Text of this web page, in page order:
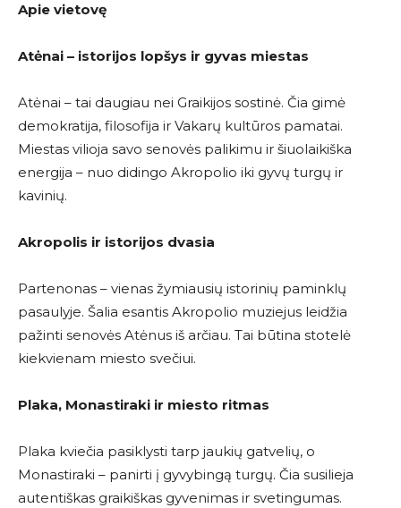
Apie vietovę
Atėnai – istorijos lopšys ir gyvas miestas
Atėnai – tai daugiau nei Graikijos sostinė. Čia gimė
demokratija, filosofija ir Vakarų kultūros pamatai.
Miestas vilioja savo senovės palikimu ir šiuolaikiška
energija – nuo didingo Akropolio iki gyvų turgų ir
kavinių.
Akropolis ir istorijos dvasia
Partenonas – vienas žymiausių istorinių paminklų
pasaulyje. Šalia esantis Akropolio muziejus leidžia
pažinti senovės Atėnus iš arčiau. Tai būtina stotelė
kiekvienam miesto svečiui.
Plaka, Monastiraki ir miesto ritmas
Plaka kviečia pasiklysti tarp jaukių gatvelių, o
Monastiraki – panirti į gyvybingą turgų. Čia susilieja
autentiškas graikiškas gyvenimas ir svetingumas.